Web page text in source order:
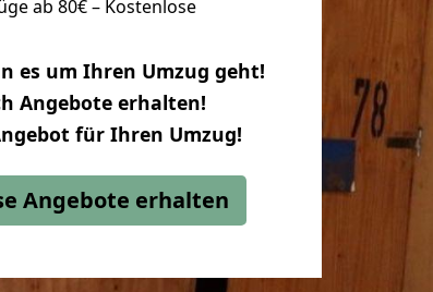
ab 80€ – Kostenlose
es um Ihren Umzug geht!
Angebote erhalten!
für Ihren Umzug!
Angebote erhalten